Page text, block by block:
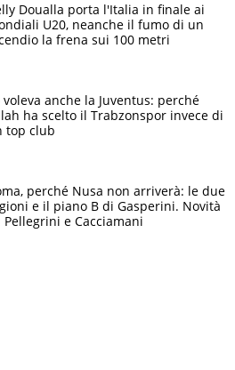
Doualla porta l'Italia in finale ai
U20, neanche il fumo di un
la frena sui 100 metri
voleva anche la Juventus: perché
ha scelto il Trabzonspor invece di
top club
perché Nusa non arriverà: le due
e il piano B di Gasperini. Novità
Pellegrini e Cacciamani